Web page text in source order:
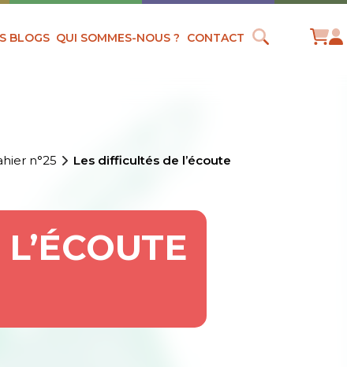
BLOGS QUI SOMMES-NOUS ? CONTACT
n°25 Les difficultés de l’écoute